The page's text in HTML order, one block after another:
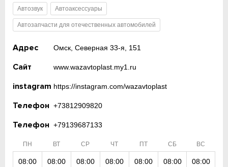
Автозвук Автоаксессуары
Автозапчасти для отечественных автомобилей
Адрес Омск, Северная 33-я, 151
Сайт www.wazavtoplast.my1.ru
instagram https://instagram.com/wazavtoplast
Телефон +73812909820
Телефон +79139687133
ПН ВТ СР ЧТ ПТ СБ ВС
08:00 08:00 08:00 08:00 08:00 08:00 08:00